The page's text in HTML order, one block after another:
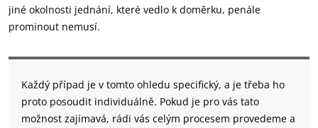
jiné okolnosti jednání, které vedlo k doměrku, penále
prominout nemusí.
Každý případ je v tomto ohledu specifický, a je třeba ho
proto posoudit individuálně. Pokud je pro vás tato
možnost zajímavá, rádi vás celým procesem provedeme a